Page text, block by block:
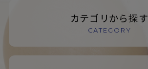
カテゴリから探す
CATEGORY